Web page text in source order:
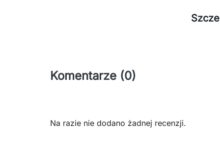
Komentarze (0)
Na razie nie dodano żadnej recenzji.